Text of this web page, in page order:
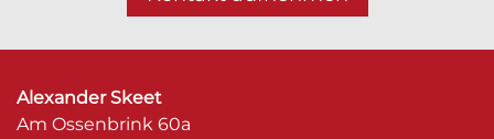
Alexander Skeet
Am Ossenbrink 60a